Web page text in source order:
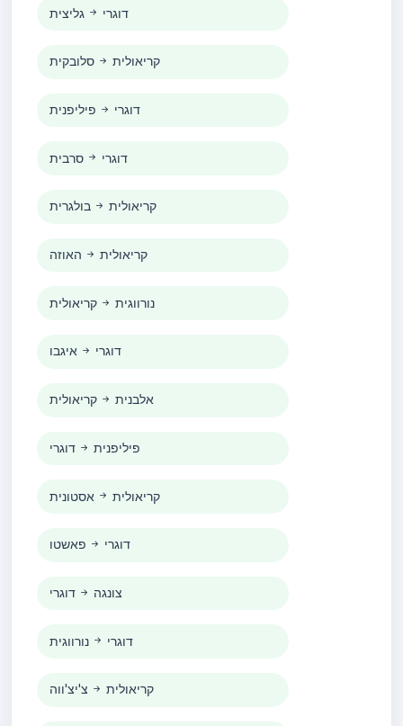
דוגרי גליצית
קריאולית סלובקית
דוגרי פיליפנית
דוגרי סרבית
קריאולית בולגרית
קריאולית האוזה
נורווגית קריאולית
דוגרי איגבו
אלבנית קריאולית
פיליפנית דוגרי
קריאולית אסטונית
דוגרי פאשטו
צונגה דוגרי
דוגרי נורווגית
קריאולית צ'יצ'ווה